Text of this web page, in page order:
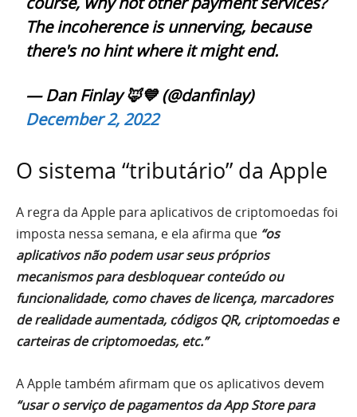
The incoherence is unnerving, because
there's no hint where it might end.
— Dan Finlay 🦊💙 (@danfinlay)
December 2, 2022
O sistema “tributário” da Apple
A regra da Apple para aplicativos de criptomoedas foi
imposta nessa semana, e ela afirma que “os
aplicativos não podem usar seus próprios
mecanismos para desbloquear conteúdo ou
funcionalidade, como chaves de licença, marcadores
de realidade aumentada, códigos QR, criptomoedas e
carteiras de criptomoedas, etc.”
A Appletambém afirmam que os aplicativos devem
“usar o serviço de pagamentos da App Store para